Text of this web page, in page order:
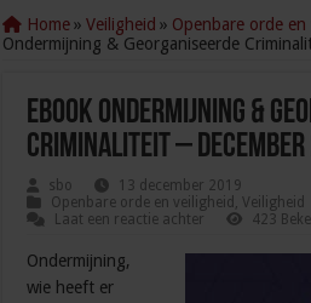
Home » Veiligheid » Openbare orde en
Ondermijning & Georganiseerde
eBook Ondermijning &
Criminaliteit – December
sbo
13 december 2019
Openbare orde en veiligheid ,Veiligheid
Laat een reactie achter
423
Ondermijning,
wie heeft er